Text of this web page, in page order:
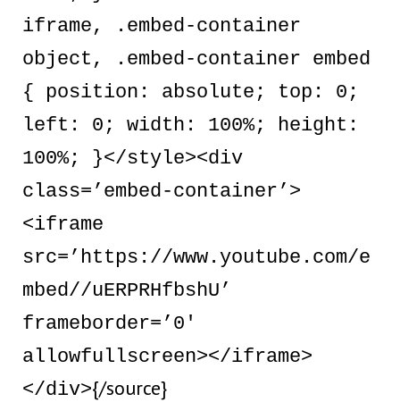
iframe, .embed-container
object, .embed-container embed
{ position: absolute; top: 0;
left: 0; width: 100%; height:
100%; }</style><div
class=’embed-container’>
<iframe
src=’https://www.youtube.com/e
mbed//uERPRHfbshU’
frameborder=’0′
allowfullscreen></iframe>
</div>{/source}